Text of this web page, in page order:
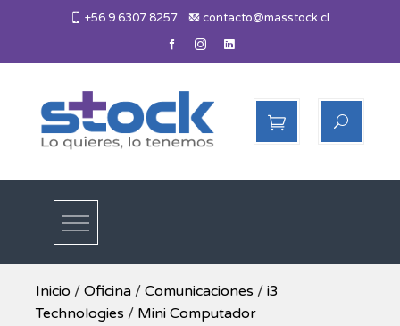
+56 9 6307 8257 contacto@masstock.cl
Más Stock
Inicio / Oficina / Comunicaciones / i3
Technologies / Mini Computador